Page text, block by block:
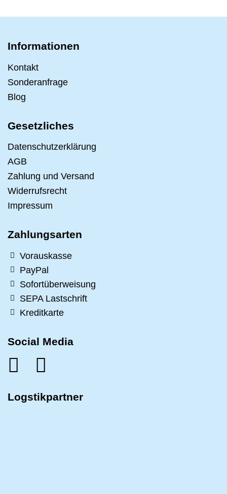
Informationen
Kontakt
Sonderanfrage
Blog
Gesetzliches
Datenschutzerklärung
AGB
Zahlung und Versand
Widerrufsrecht
Impressum
Zahlungsarten
Vorauskasse
PayPal
Sofortüberweisung
SEPA Lastschrift
Kreditkarte
Social Media
Logstikpartner